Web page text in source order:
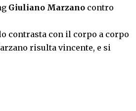
Giuliano Marzano contro
contrasta con il corpo a corpo
risulta vincente, e si